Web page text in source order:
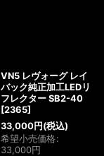
VN5 レヴォーグ レイ
バック純正加工LEDリ
フレクター SB2-40
[2365]
33,000円(税込)
希望小売価格:
33,000円